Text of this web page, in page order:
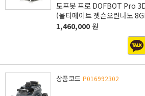
도프봇 프로 DOFBOT Pro
(울티메이트 젯슨오린나노
1,460,000 원
상품코드 P016992302